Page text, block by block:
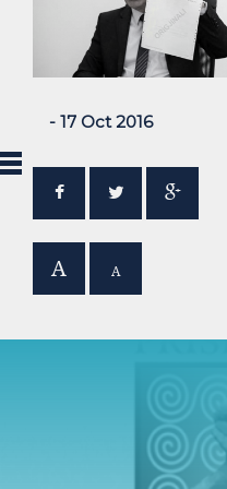
- 17 Oct 2016
A A